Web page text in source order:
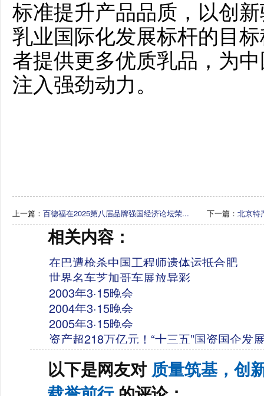
标准提升产品品质，以创
乳业国际化发展标杆的目
者提供更多优质乳品，为
注入强劲动力。
上一篇： 百德福在2025第八届品牌强国经济论坛荣... 下一篇： 北京特
相关内容：
在巴遭枪杀中国工程师遗体运抵合肥
世界名车芝加哥车展放异彩
2003年3·15晚会
2004年3·15晚会
2005年3·15晚会
资产超218万亿元！“十三五”国资国企发
以下是网友对 质量筑基，创